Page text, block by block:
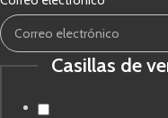
Casillas
de
Casillas de